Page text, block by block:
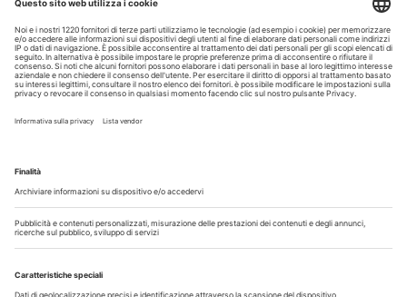
Crediti ECM:150 crediti
Prezzo:280,00 € IVA inclusa
Libri